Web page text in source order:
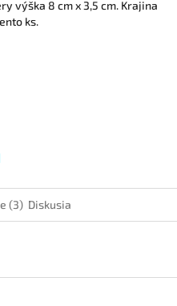
výška 8 cm x 3,5 cm. Krajina
ks.
(3) Diskusia